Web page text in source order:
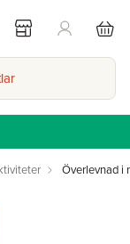
Överlevnad i